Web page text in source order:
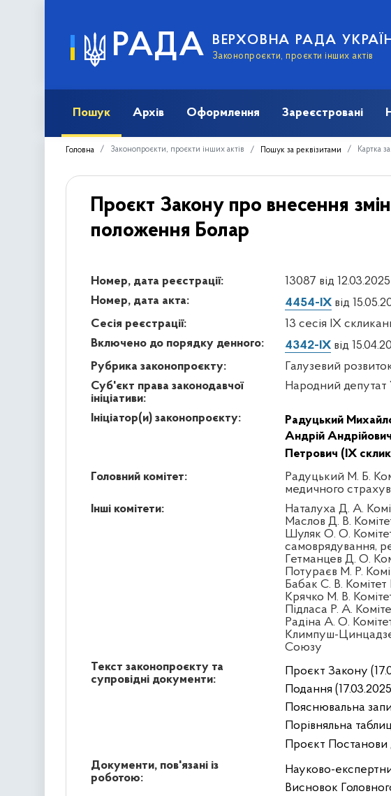
РАДА ВЕРХОВНА РАДА
Законопроєкти, проєкти інших актів
Пошук Архів Оформлення Зареєстровані
Головна Законопроєкти, проєкти інших актів Пошук за реквізитами Картка
Проєкт Закону про внесення
положення Болар
Номер, дата реєстрації:
13087 від 12.03.2025
Номер, дата акта:
4454-IX від
Сесія реєстрації:
13 сесія IX
Включено до порядку денного:
4342-IX від
Рубрика законопроєкту:
Галузевий
Суб'єкт права законодавчої
ініціативи:
Народний депутат
Ініціатор(и) законопроєкту: Радуцький
Андрій
Петрович (IX
Головний комітет:
Радуцький М. Б.
медичного
Інші комітети:
Наталуха Д. А.
Маслов Д. В.
Шуляк О. О.
самоврядування,
Гетманцев Д. О.
Потураєв М. Р.
Бабак С. В. Комітет
Крячко М. В.
Підласа Р. А.
Радіна А. О.
Климпуш-Цинцадзе
Союзу
Текст законопроєкту та
супровідні документи:
Проєкт Закону
Подання
Пояснювальна
Порівняльна
Проєкт Постанови
Документи, пов'язані із
роботою:
Науково-
Висновок